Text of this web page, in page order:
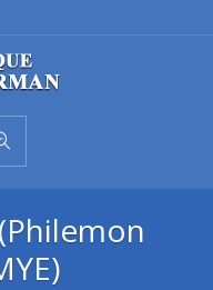
(Philemon